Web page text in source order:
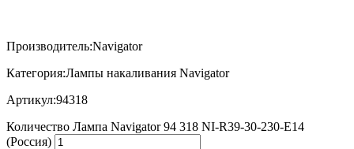
Производитель:Navigator
Категория:Лампы накаливания Navigator
Артикул:94318
Количество Лампа Navigator 94 318 NI-R39-30-230-E14
(Россия)